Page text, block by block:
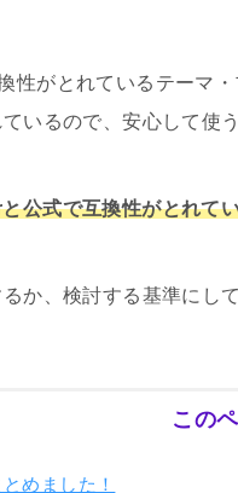
性がとれているテーマ・
いるので、安心して使
公式で互換性がとれて
か、検討する基準にし
この
めました！